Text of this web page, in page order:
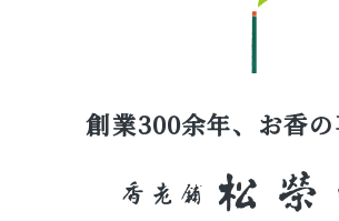
創業300余年、お香